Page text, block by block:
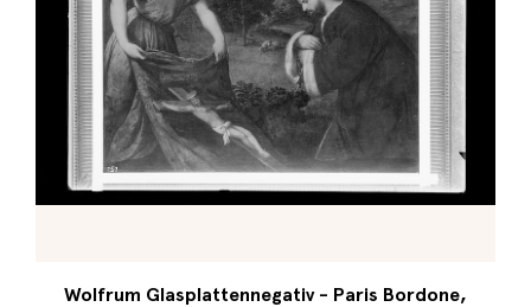
Wolfrum Glasplattennegativ - Paris Bordone,